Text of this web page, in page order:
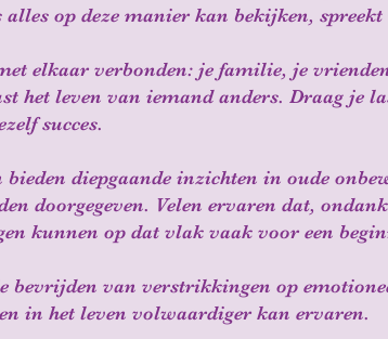
op deze manier kan bekijken,
elkaar verbonden: je familie, je
het leven van iemand anders. Draag je
succes.
bieden diepgaande inzichten in oude
doorgegeven. Velen ervaren dat,
kunnen op dat vlak vaak voor een
bevrijden van verstrikkingen op
in het leven volwaardiger kan ervaren.